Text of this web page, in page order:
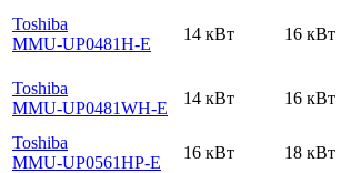
Toshiba
MMU-UP0481H-E
14 кВт 16 кВт
Toshiba
MMU-UP0481WH-E
14 кВт 16 кВт
Toshiba
MMU-UP0561HP-E
16 кВт 18 кВт